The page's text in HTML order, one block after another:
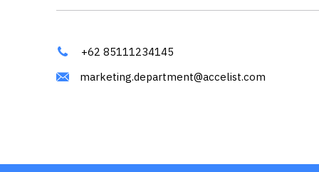
+62 85111234145
marketing.department@accelist.com